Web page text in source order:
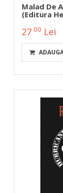
Malad De
(Editura
2700 Lei